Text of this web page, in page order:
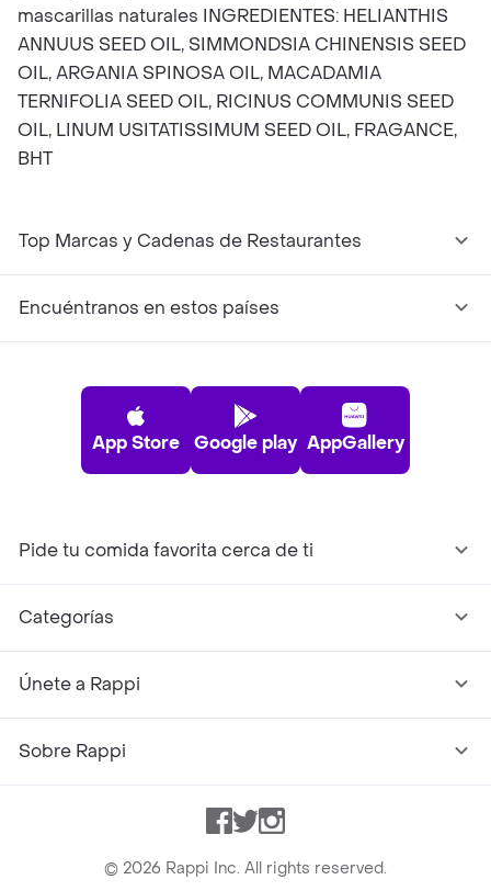
mascarillas naturales INGREDIENTES: HELIANTHIS
ANNUUS SEED OIL, SIMMONDSIA CHINENSIS SEED
OIL, ARGANIA SPINOSA OIL, MACADAMIA
TERNIFOLIA SEED OIL, RICINUS COMMUNIS SEED
OIL, LINUM USITATISSIMUM SEED OIL, FRAGANCE,
BHT
Top Marcas y Cadenas de Restaurantes
Encuéntranos en estos países
App Store Google play AppGallery
Pide tu comida favorita cerca de ti
Categorías
Únete a Rappi
Sobre Rappi
Facebook
TwitterInstagram
© 2026 Rappi Inc. All rights reserved.